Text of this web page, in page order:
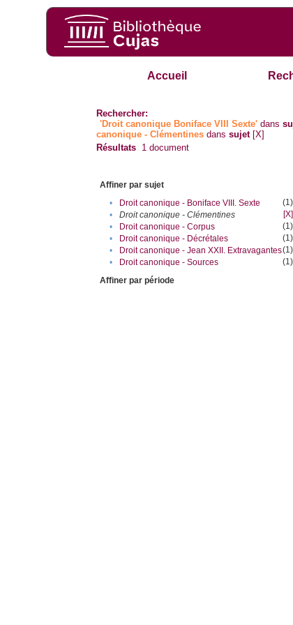
Accueil
Rechercher:
'Droit canonique Boniface VIII Sexte' dans
canonique - Clémentines danssujet [X]
Résultats 1 document
Affiner par sujet
•
Droit canonique - Boniface VIII. Sexte
(1)
•
Droit canonique - Clémentines
[X]
•
Droit canonique - Corpus
(1)
•
Droit canonique - Décrétales
(1)
•
Droit canonique - Jean XXII. Extravagantes(1)
•
Droit canonique - Sources
(1)
Affiner par période